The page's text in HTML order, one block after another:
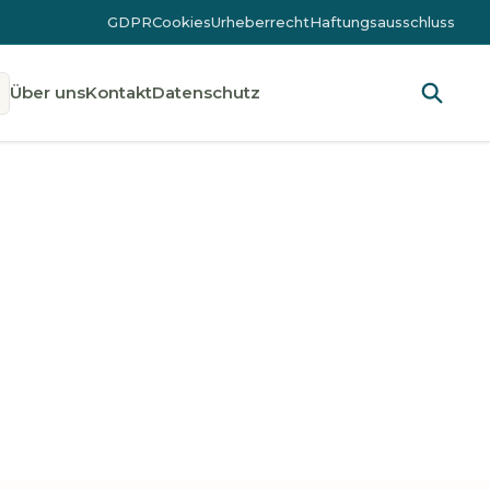
GDPRCookiesUrheberrechtHaftungsausschluss
Über unsKontaktDatenschutz